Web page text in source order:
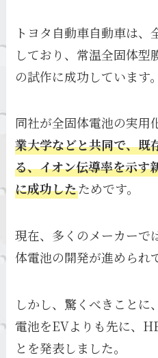
トヨタ自動車自動車は
しており、常温全固体型
の試作に成功しています。
同社が全固体電池の実用
業大学などと共同で、既
る、イオン伝導率を示す
に成功したためです。
現在、多くのメーカーで
体電池の開発が進められ
しかし、驚くべきこと
電池をEVよりも先に、
とを発表しました。